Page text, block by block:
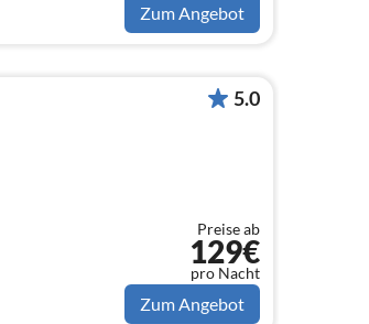
Zum Angebot
5.0
Preise ab
129€
pro Nacht
Zum Angebot